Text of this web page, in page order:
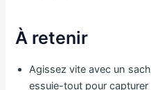
À retenir
Agissez vite avec un
essuie-tout pour